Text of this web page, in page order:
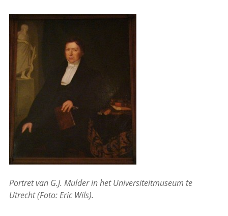
Portret van G.J. Mulder in het Universiteitmuseum te
Utrecht (Foto: Eric Wils).